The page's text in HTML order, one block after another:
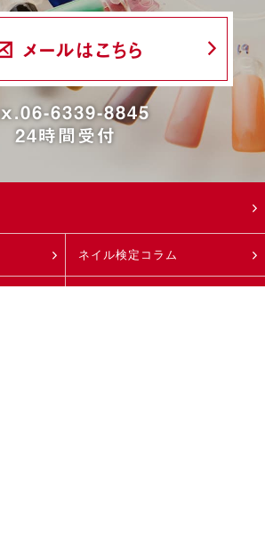
メールはこちら
6339-8845
24時間受付
ネイル検定コラム